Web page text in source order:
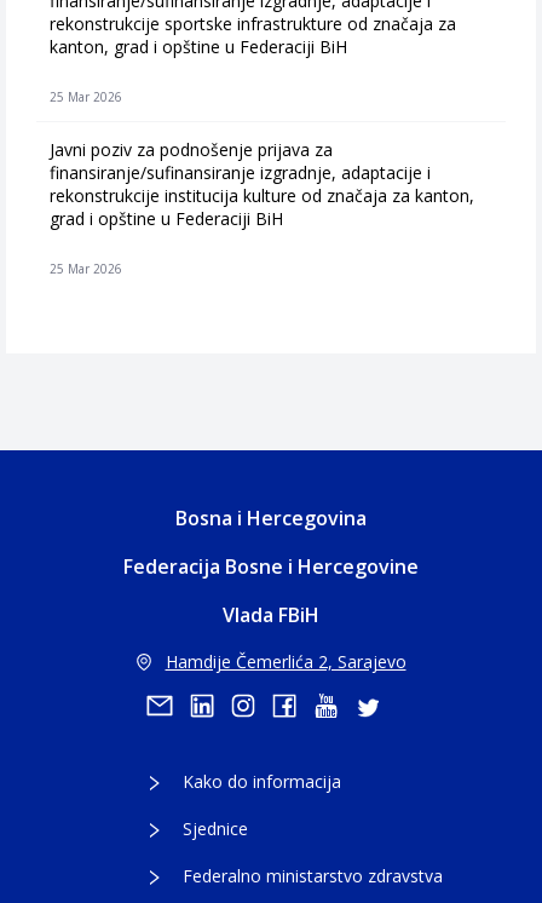
rekonstrukcije sportske infrastrukture od značaja za
kanton, grad i opštine u Federaciji BiH
25 Mar 2026
Javni poziv za podnošenje prijava za
finansiranje/sufinansiranje izgradnje, adaptacije i
rekonstrukcije institucija kulture od značaja za kanton,
grad i opštine u Federaciji BiH
25 Mar 2026
Bosna i Hercegovina
Federacija Bosne i Hercegovine
Vlada FBiH
Hamdije Čemerlića 2, Sarajevo
Kako do informacija
Sjednice
Federalno ministarstvo zdravstva